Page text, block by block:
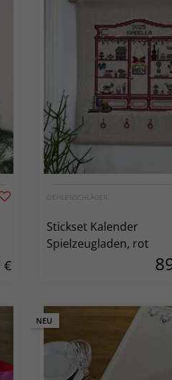
€
OEHLENSCHLÄGER
Stickset Kalender
Spielzeugladen, rot
NEU